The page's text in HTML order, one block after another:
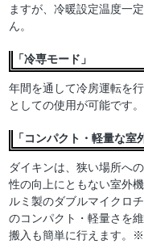
ますが、冷暖設定温度一
ん。
「冷専モード」
年間を通して冷房運転を
としての使用が可能です。
「コンパクト・軽量な室
ダイキンは、狭い場所へ
性の向上にともない室外
ルミ製のダブルマイクロ
のコンパクト・軽量さを
搬入も簡単に行えます。